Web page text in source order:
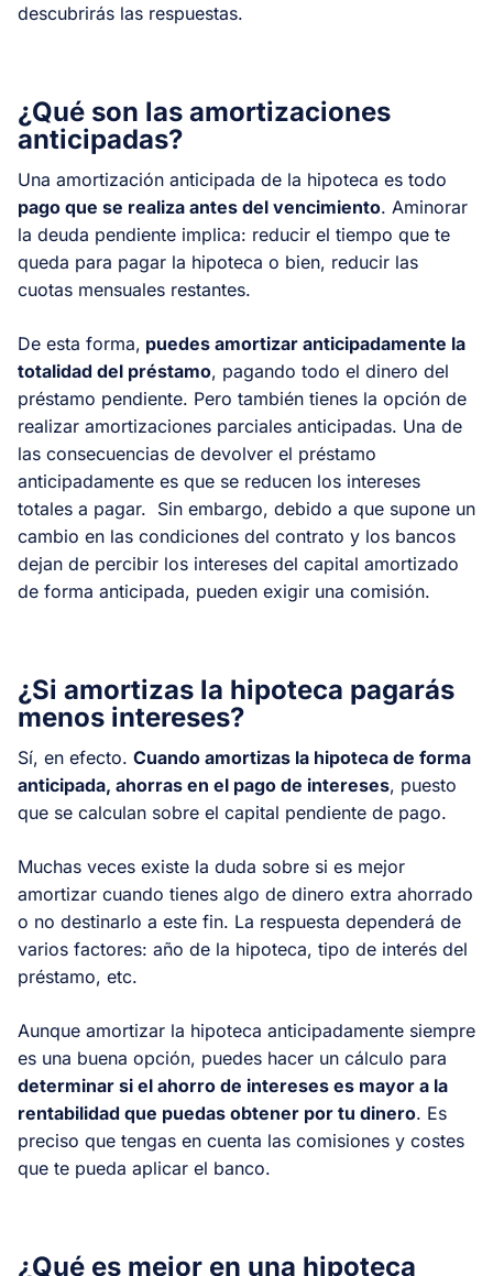
descubrirás las respuestas.
¿Qué son las amortizaciones
anticipadas?
Una amortización anticipada de la hipoteca es todo
pago que se realiza antes del vencimiento. Aminorar
la deuda pendiente implica: reducir el tiempo que te
queda para pagar la hipoteca o bien, reducir las
cuotas mensuales restantes.
De esta forma, puedes amortizar anticipadamente la
totalidad del préstamo, pagando todo el dinero del
préstamo pendiente. Pero también tienes la opción de
realizar amortizaciones parciales anticipadas. Una de
las consecuencias de devolver el préstamo
anticipadamente es que se reducen los intereses
totales a pagar. Sin embargo, debido a que supone un
cambio en las condiciones del contrato y los bancos
dejan de percibir los intereses del capital amortizado
de forma anticipada, pueden exigir una comisión.
¿Si amortizas la hipoteca pagarás
menos intereses?
Sí, en efecto. Cuando amortizas la hipoteca de forma
anticipada, ahorras en el pago de intereses, puesto
que se calculan sobre el capital pendiente de pago.
Muchas veces existe la duda sobre si es mejor
amortizar cuando tienes algo de dinero extra ahorrado
o no destinarlo a este fin. La respuesta dependerá de
varios factores: año de la hipoteca, tipo de interés del
préstamo, etc.
Aunque amortizar la hipoteca anticipadamente siempre
es una buena opción, puedes hacer un cálculo para
determinar si el ahorro de intereses es mayor a la
rentabilidad que puedas obtener por tu dinero. Es
preciso que tengas en cuenta las comisiones y costes
que te pueda aplicar el banco.
¿Qué es mejor en una hipoteca